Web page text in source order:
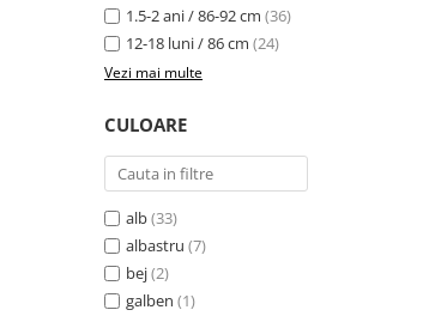
1.5-2 ani / 86-92 cm (36)
12-18 luni / 86 cm (24)
Vezi mai multe
CULOARE
alb(33)
albastru (7)
bej(2)
galben (1)